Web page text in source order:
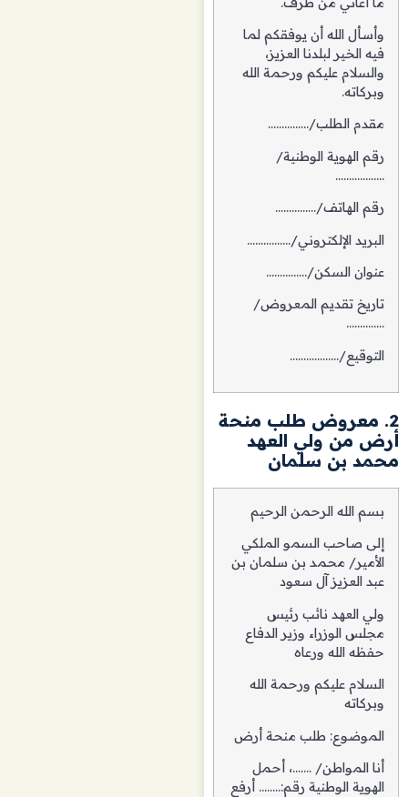
وأسأل الله أن يوفقكم لما
فيه الخير لبلدنا العزيز،
والسلام عليكم ورحمة الله
وبركاته.
مقدم الطلب/……………
رقم الهوية الوطنية/
………………
رقم الهاتف/……………
البريد الإلكتروني/…………….
عنوان السكن/……………
تاريخ تقديم المعروض/
…………..
التوقيع/………………
2. معروض طلب منحة
أرض من ولي العهد
محمد بن سلمان
بسم الله الرحمن الرحيم
إلى صاحب السمو الملكي
الأمير/ محمد بن سلمان بن
عبد العزيز آل سعود
ولي العهد نائب رئيس
مجلس الوزراء وزير الدفاع
حفظه الله ورعاه
السلام عليكم ورحمة الله
وبركاته
الموضوع: طلب منحة أرض
أنا المواطن/ …….، أحمل
الهوية الوطنية رقم:…….. أرفع